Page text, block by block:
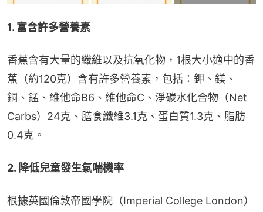
1. 富含許多營養素
香蕉含有大量的纖維以及抗氧化物，1根大小適中的香
蕉（約120克）含有許多營養素，包括：鉀、鎂、
銅、錳、維他命B6、維他命C、淨碳水化合物（Net
Carbs）24克、膳食纖維3.1克、蛋白質1.3克、脂肪
0.4克。
2. 降低兒童發生氣喘機率
根據英國倫敦帝國學院（Imperial College London）